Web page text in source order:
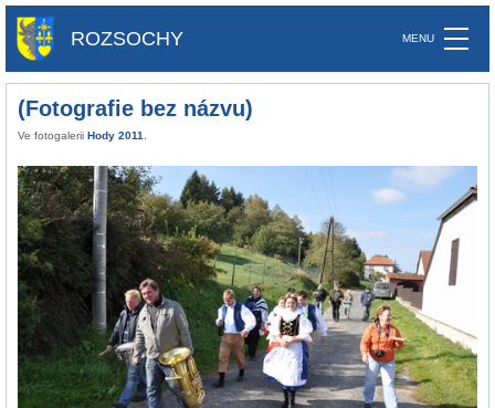
ROZSOCHY
(Fotografie bez názvu)
Ve fotogalerii Hody 2011